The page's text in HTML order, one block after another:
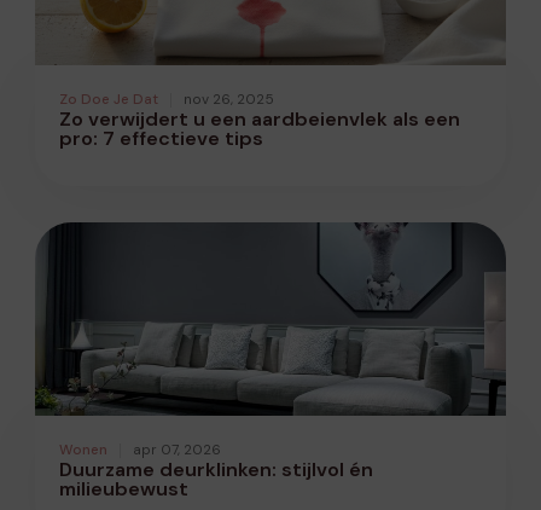
Zo Doe Je Dat nov 26, 2025
Zo verwijdert u een aardbeienvlek als een
pro: 7 effectieve tips
Wonen apr 07, 2026
Duurzame deurklinken: stijlvol én
milieubewust